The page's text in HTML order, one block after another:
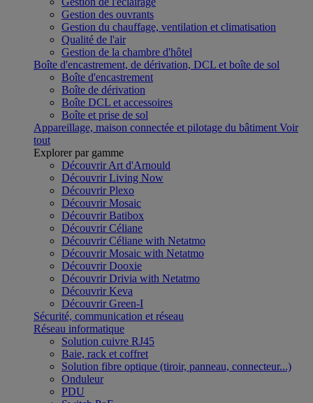
Gestion des ouvrants
Gestion du chauffage, ventilation et climatisation
Qualité de l'air
Gestion de la chambre d'hôtel
Boîte d'encastrement, de dérivation, DCL et boîte de sol
Boîte d'encastrement
Boîte de dérivation
Boîte DCL et accessoires
Boîte et prise de sol
Appareillage, maison connectée et pilotage du bâtiment Voir
tout
Explorer par gamme
Découvrir Art d'Arnould
Découvrir Living Now
Découvrir Plexo
Découvrir Mosaic
Découvrir Batibox
Découvrir Céliane
Découvrir Céliane with Netatmo
Découvrir Mosaic with Netatmo
Découvrir Dooxie
Découvrir Drivia with Netatmo
Découvrir Keva
Découvrir Green-I
Sécurité, communication et réseau
Réseau informatique
Solution cuivre RJ45
Baie, rack et coffret
Solution fibre optique (tiroir, panneau, connecteur...)
Onduleur
PDU